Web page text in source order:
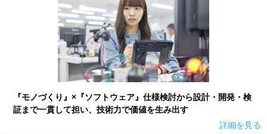
『モノづくり』×『ソフトウェア』仕様検討から設計・開発・検
証まで一貫して担い、技術力で価値を生み出す
詳細を見る